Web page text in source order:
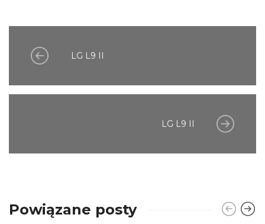
LG L9 II
LG L9 II
Powiązane posty